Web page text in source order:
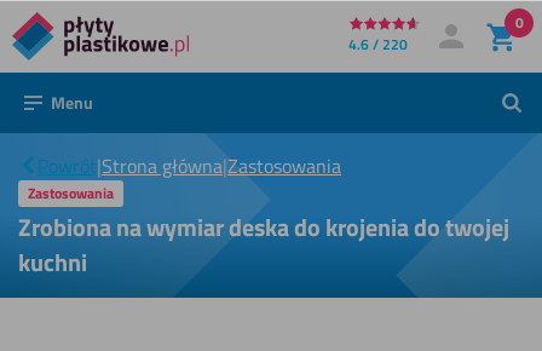
Bezpośrednio
do
treści
4.6 / 220 Moje konto
Zaloguj się
0
Menu
Powrót|Strona główna|Zastosowania
Zrobiona
na
wymiar
deska do
krojenia
do
twojej
kuchni
Zastosowania
Zrobiona na wymiar deska do krojenia do twojej
kuchni